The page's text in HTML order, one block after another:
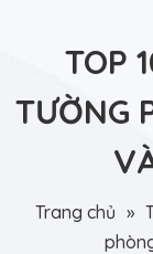
TOP
TƯỜNG
Trang chủ »